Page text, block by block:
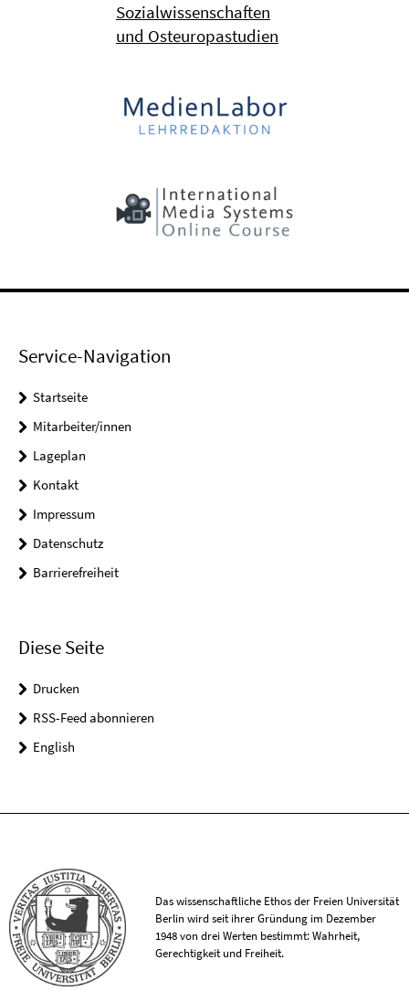
Sozialwissenschaften
und Osteuropastudien
Service-Navigation
Startseite
Mitarbeiter/innen
Lageplan
Kontakt
Impressum
Datenschutz
Barrierefreiheit
Diese Seite
Drucken
RSS-Feed abonnieren
English
Das wissenschaftliche Ethos der Freien Universität
Berlin wird seit ihrer Gründung im Dezember
1948 von drei Werten bestimmt: Wahrheit,
Gerechtigkeit und Freiheit.